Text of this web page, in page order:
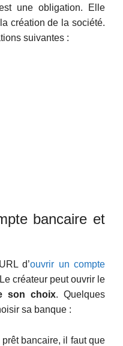
une obligation. Elle
création de la société.
suivantes :
bancaire et
d’ouvrir un compte
créateur peut ouvrir le
son choix. Quelques
sa banque :
bancaire, il faut que